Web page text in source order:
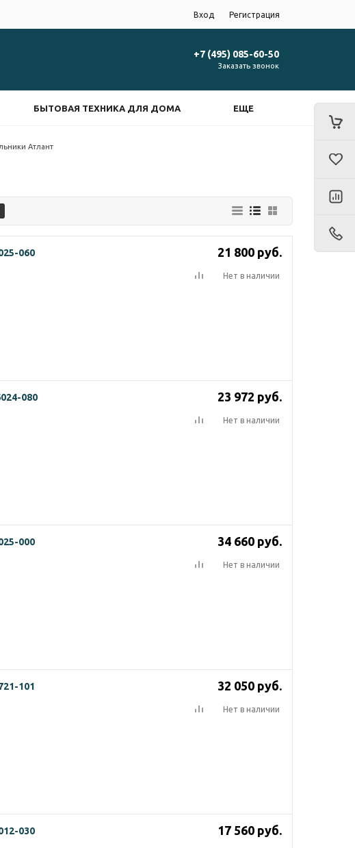
Вход Регистрация
+7 (495) 085-60-50
Заказать звонок
БЫТОВАЯ ТЕХНИКА ДЛЯ ДОМА ЕЩЕ
Атлант
060 21 800 руб.
Нет в наличии
080 23 972 руб.
Нет в наличии
000 34 660 руб.
Нет в наличии
101 32 050 руб.
Нет в наличии
030 17 560 руб.